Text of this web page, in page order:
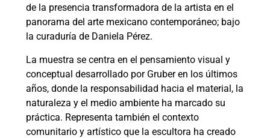
de la presencia transformadora de la artista en el
panorama del arte mexicano contemporáneo; bajo
la curaduría de Daniela Pérez.
La muestra se centra en el pensamiento visual y
conceptual desarrollado por Gruber en los últimos
años, donde la responsabilidad hacia el material, la
naturaleza y el medio ambiente ha marcado su
práctica. Representa también el contexto
comunitario y artístico que la escultora ha creado